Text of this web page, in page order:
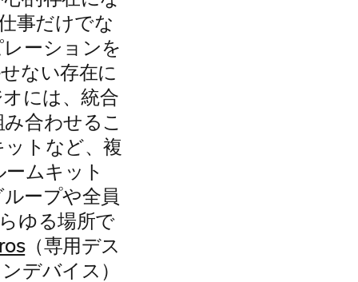
事だけでな
ーションを
ない存在に
には、統合
合わせるこ
トなど、複
ムキット
ープや全員
ゆる場所で
（専用デス
デバイス）